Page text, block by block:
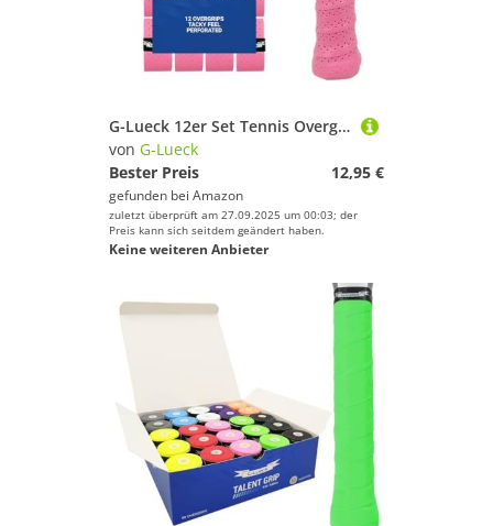
G-Lueck 12er Set Tennis Overgrip Talent Grip mit Perforation | 0,50-0,60mm Stärke | Griffband für Squash Badminton Schläger mit Selbstklebendem Abschlußband | sehr griffig, Anti-Rutsch (Pink)
von G-Lueck
Bester Preis
12,95 €
gefunden bei Amazon
zuletzt überprüft am 27.09.2025 um 00:03; der
Preis kann sich seitdem geändert haben.
Keine weiteren Anbieter